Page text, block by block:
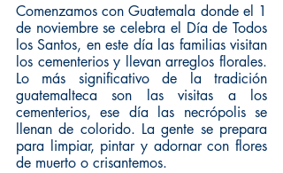
Comenzamos con Guatemala donde el 1
de noviembre se celebra el Día de Todos
los Santos, en este día las familias visitan
los cementerios y llevan arreglos florales.
Lo más significativo de la tradición
guatemalteca son las visitas a los
cementerios, ese día las necrópolis se
llenan de colorido. La gente se prepara
para limpiar, pintar y adornar con flores
de muerto o crisantemos.